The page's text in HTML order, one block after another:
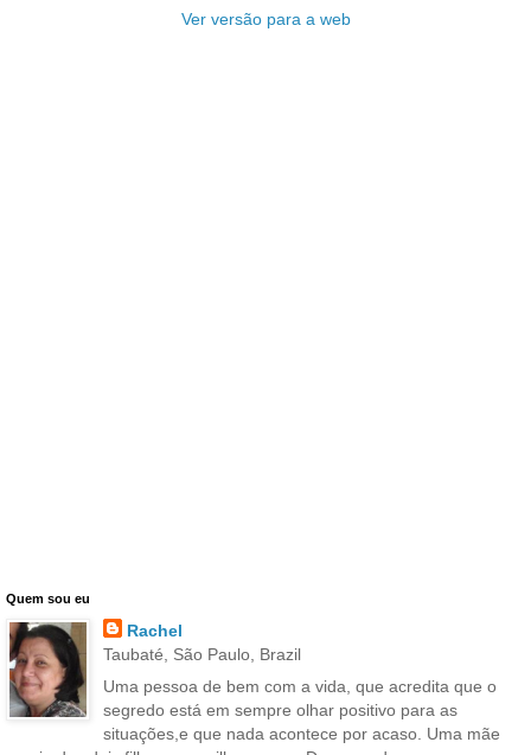
Ver versão para a web
Quem sou eu
Rachel
Taubaté, São Paulo, Brazil
Uma pessoa de bem com a vida, que acredita que o
segredo está em sempre olhar positivo para as
situações,e que nada acontece por acaso. Uma mãe